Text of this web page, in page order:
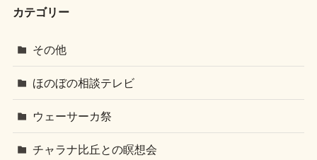
カテゴリー
その他
ほのぼの相談テレビ
ウェーサーカ祭
チャラナ比丘との瞑想会